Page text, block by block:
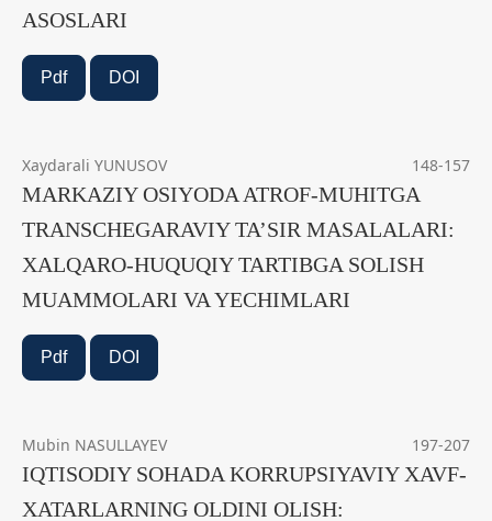
ASOSLARI
Pdf DOI
Xaydarali YUNUSOV 148-157
MARKAZIY OSIYODA ATROF-MUHITGA
TRANSCHEGARAVIY TA’SIR MASALALARI:
XALQARO-HUQUQIY TARTIBGA SOLISH
MUAMMOLARI VA YECHIMLARI
Pdf DOI
Mubin NASULLAYEV 197-207
IQTISODIY SOHADA KORRUPSIYAVIY XAVF-
XATARLARNING OLDINI OLISH: